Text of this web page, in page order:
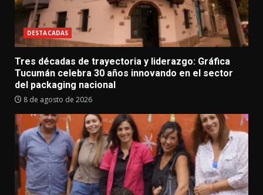
DESTACADAS
Tres décadas de trayectoria y liderazgo: Gráfica
Tucumán celebra 30 años innovando en el sector
del packaging nacional
8 de agosto de 2026